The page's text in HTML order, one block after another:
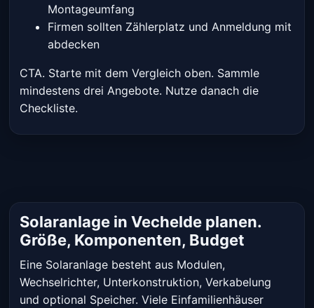
Montageumfang
Firmen sollten Zählerplatz und Anmeldung mit
abdecken
CTA. Starte mit dem Vergleich oben. Sammle
mindestens drei Angebote. Nutze danach die
Checkliste.
Solaranlage in Vechelde planen.
Größe, Komponenten, Budget
Eine Solaranlage besteht aus Modulen,
Wechselrichter, Unterkonstruktion, Verkabelung
und optional Speicher. Viele Einfamilienhäuser